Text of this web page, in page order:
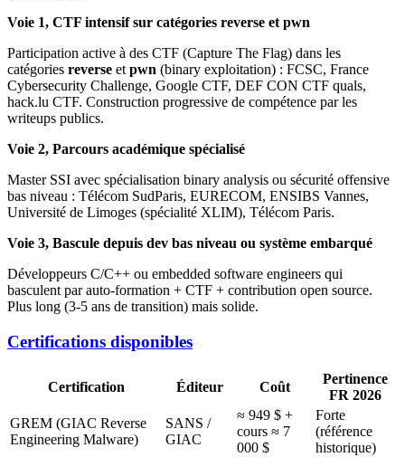
Voie 1, CTF intensif sur catégories reverse et pwn
Participation active à des CTF (Capture The Flag) dans les
catégories reverse et pwn (binary exploitation) : FCSC, France
Cybersecurity Challenge, Google CTF, DEF CON CTF quals,
hack.lu CTF. Construction progressive de compétence par les
writeups publics.
Voie 2, Parcours académique spécialisé
Master SSI avec spécialisation binary analysis ou sécurité offensive
bas niveau : Télécom SudParis, EURECOM, ENSIBS Vannes,
Université de Limoges (spécialité XLIM), Télécom Paris.
Voie 3, Bascule depuis dev bas niveau ou système embarqué
Développeurs C/C++ ou embedded software engineers qui
basculent par auto-formation + CTF + contribution open source.
Plus long (3-5 ans de transition) mais solide.
Certifications disponibles
Certification Éditeur Coût
Pertinence
FR 2026
GREM (GIAC Reverse
Engineering Malware)
SANS /
GIAC
≈ 949 $ +
cours ≈ 7
000 $
Forte
(référence
historique)